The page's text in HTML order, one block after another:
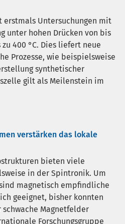
erstmals Untersuchungen mit
unter hohen Drücken von bis
400 °C. Dies liefert neue
Prozesse, wie beispielsweise
synthetischer
gilt als Meilenstein im
verstärken das lokale
bieten viele
in der Spintronik. Um
magnetisch empfindliche
geeignet, bisher konnten
Magnetfelder
Forschungsgruppe